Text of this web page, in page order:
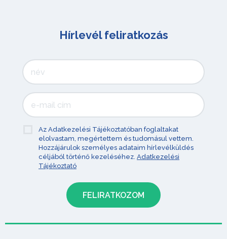
Hírlevél feliratkozás
Az Adatkezelési Tájékoztatóban foglaltakat
elolvastam, megértettem és tudomásul vettem.
Hozzájárulok személyes adataim hírlevélküldés
céljából történő kezeléséhez. Adatkezelési
Tájékoztató